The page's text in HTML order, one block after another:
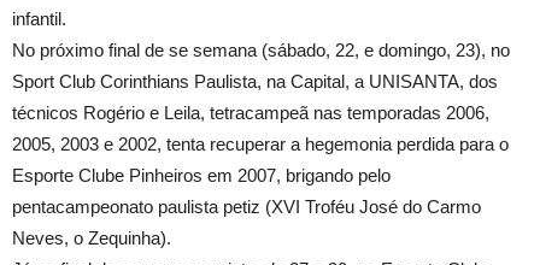
infantil.
No próximo final de se semana (sábado, 22, e domingo, 23), no
Sport Club Corinthians Paulista, na Capital, a UNISANTA, dos
técnicos Rogério e Leila, tetracampeã nas temporadas 2006,
2005, 2003 e 2002, tenta recuperar a hegemonia perdida para o
Esporte Clube Pinheiros em 2007, brigando pelo
pentacampeonato paulista petiz (XVI Troféu José do Carmo
Neves, o Zequinha).